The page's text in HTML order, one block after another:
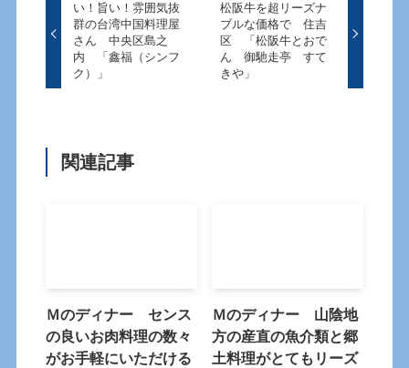
い！旨い！雰囲気抜
群の台湾中国料理屋
さん 中央区島之
内 「鑫福（シンフ
ク）」
松阪牛を超リーズナ
ブルな価格で 住吉
区 「松阪牛とおで
ん 御馳走亭 すて
きや」
関連記事
Ｍのディナー センス
の良いお肉料理の数々
がお手軽にいただける
Ｍのディナー 山陰地
方の産直の魚介類と郷
土料理がとてもリーズ